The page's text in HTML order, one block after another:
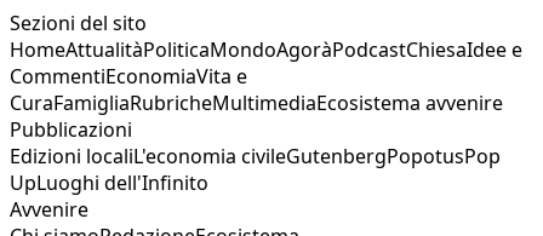
Sezioni del sito
HomeAttualitàPoliticaMondoAgoràPodcastChiesaIdee e
CommentiEconomiaVita e
CuraFamigliaRubricheMultimediaEcosistema avvenire
Pubblicazioni
Edizioni localiL'economia civileGutenbergPopotusPop
UpLuoghi dell'Infinito
Avvenire